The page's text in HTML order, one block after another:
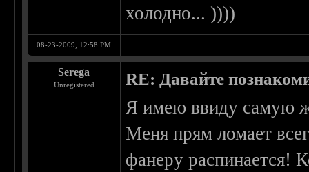
холодно... ))))
08-23-2009, 12:58 PM
Serega
Unregistered RE: Давайте
Я имею ввиду самую
Меня прям ломает
фанеру распинается!